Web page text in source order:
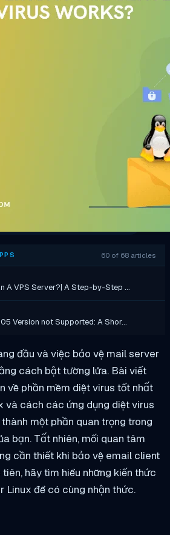
60 of 68 articles
A VPS Server?| A Step-by-Step …
Version not Supported: A Shor…
đầu và việc bảo vệ mail server
cách bật tường lửa. Bài viết
về phần mềm diệt virus tốt nhất
và cách các ứng dụng diệt virus
một phần quan trọng trong
bạn. Tất nhiên, mối quan tâm
cần thiết khi bảo vệ email client
hãy tìm hiểu những kiến thức
Linux để có cùng nhận thức.